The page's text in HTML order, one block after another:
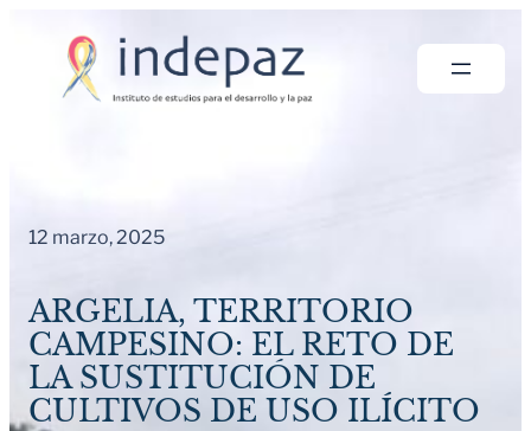
12 marzo, 2025
ARGELIA, TERRITORIO
CAMPESINO: EL RETO DE
LA SUSTITUCIÓN DE
CULTIVOS DE USO ILÍCITO